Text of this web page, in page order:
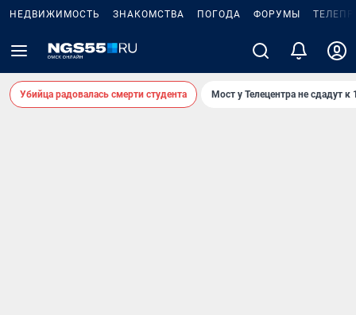
НЕДВИЖИМОСТЬ ЗНАКОМСТВА ПОГОДА ФОРУМЫ
Убийца радовалась смерти студента Мост у Телецентра не сдадут к